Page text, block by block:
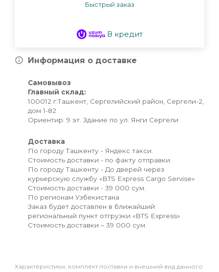
Быстрый заказ
В кредит
Информация о доставке
Самовывоз
Главный склад:
100012 г.Ташкент, Сергелийский район, Сергели-2,
дом 1-82
Ориентир: 9 эт. Здание по ул. Янги Сергели
Доставка
По городу Ташкенту - Яндекс такси.
Стоимость доставки - по факту отправки.
По городу Ташкенту - До дверей через
курьерскую службу «BTS Express Cargo Servise»
Стоимость доставки - 39 000 сум.
По регионам Узбекистана
Заказ будет доставлен в ближайший
региональный пункт отгрузки «BTS Express»
Стоимость доставки – 39 000 сум.
Xарактеристики, комплект поставки и внешний вид данного